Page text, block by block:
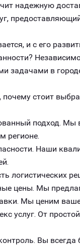
надежную
и с его
задачами в
почему стоит
подход. Мы
регионе.
Наши
логистических
цены. Мы
Мы ценим
услуг. От
Вы всегда